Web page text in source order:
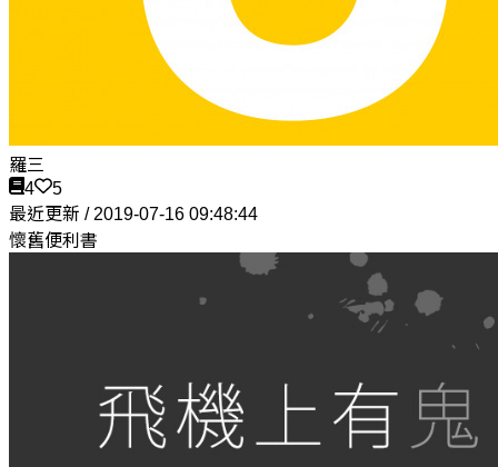
羅三
4
5
最近更新 / 2019-07-16 09:48:44
懷舊便利書